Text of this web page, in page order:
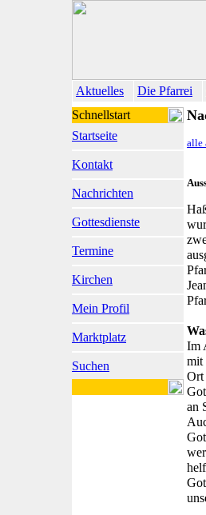
Aktuelles Die Pfarrei
Schnellstart
Startseite
Kontakt
Nachrichten
Gottesdienste
Termine
Kirchen
Mein Profil
Marktplatz
Suchen
alle
Im
mit
Ort
an